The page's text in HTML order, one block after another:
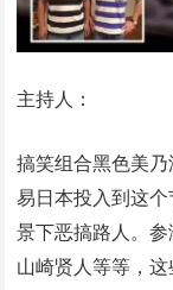
主持人：
搞笑组合黑色美
易日本投入到这
景下恶搞路人。
山崎贤人等等，